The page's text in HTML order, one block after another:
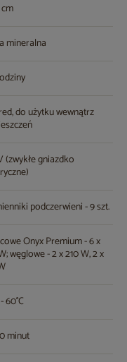
mineralna
do użytku wewnątrz
(zwykłe gniazdko
podczerwieni - 9 szt.
Onyx Premium - 6 x
węglowe - 2 x 210 W, 2 x
60°C
minut